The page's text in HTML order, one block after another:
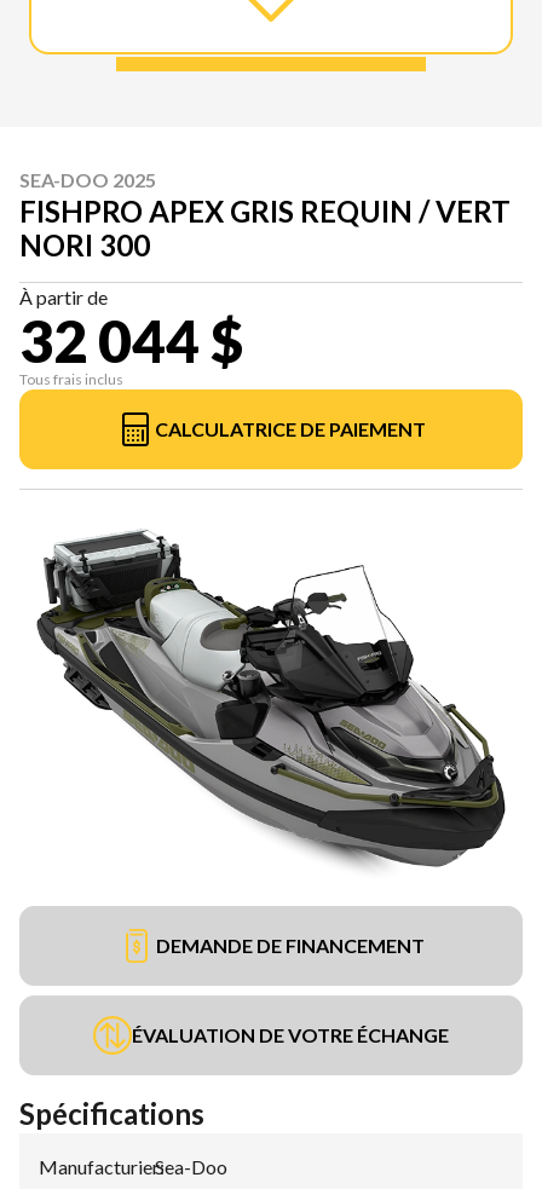
SEA-DOO 2025
FISHPRO APEX GRIS REQUIN / VERT
NORI 300
À partir de
32 044 $
Tous frais inclus
CALCULATRICE DE PAIEMENT
DEMANDE DE FINANCEMENT
ÉVALUATION DE VOTRE ÉCHANGE
Spécifications
Manufacturier:
Sea-Doo